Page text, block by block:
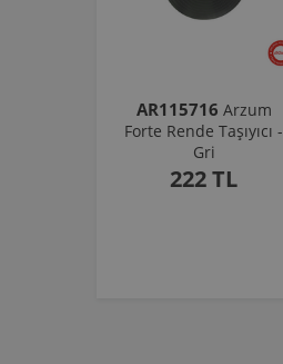
AR115716 Arzum
Forte Rende Taşıyıcı -
Gri
222 TL